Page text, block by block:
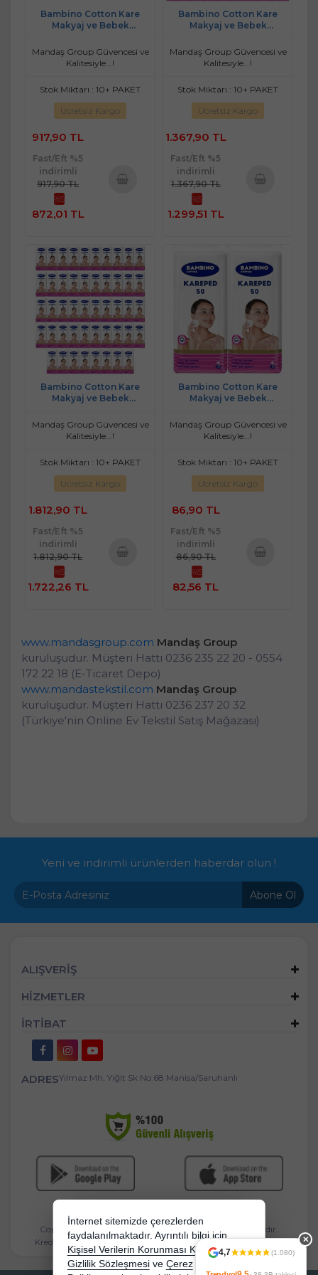
Bambino Cotton Kare
Makyaj ve Bebek
Adet (Kare En-Boy 7CM)
(24PK*50)
Mandaş Group Güvencesi ve
Kalitesiyle...!
Stok Miktarı : 10+ PAKET
Ücretsiz Kargo
917,90 TL
Fast/Eft %5
indirimli
917,90 TL
%5
872,01 TL
Bambino Cotton Kare
Makyaj ve Bebek
Adet (Kare En-Boy 7CM)
(36PK*50)
Mandaş Group Güvencesi ve
Kalitesiyle...!
Stok Miktarı : 10+ PAKET
Ücretsiz Kargo
1.367,90 TL
Fast/Eft %5
indirimli
1.367,90 TL
%5
1.299,51 TL
Bambino Cotton Kare
Makyaj ve Bebek
Adet (Kare En-Boy 7CM)
(48PK*50)
Mandaş Group Güvencesi ve
Kalitesiyle...!
Stok Miktarı : 10+ PAKET
Ücretsiz Kargo
1.812,90 TL
Fast/Eft %5
indirimli
1.812,90 TL
%5
1.722,26 TL
Bambino Cotton Kare
Makyaj ve Bebek
Adet (Kare En-Boy 7CM)
(2PK*50)
Mandaş Group Güvencesi ve
Kalitesiyle...!
Stok Miktarı : 10+ PAKET
Ücretsiz Kargo
86,90 TL
Fast/Eft %5
indirimli
86,90 TL
%5
82,56 TL
www.mandasgroup.com Mandaş Group
kuruluşudur. Müşteri Hattı 0236 235 22 20 - 0554
172 22 18 (E-Ticaret Depo)
www.mandastekstil.com Mandaş Group
kuruluşudur. Müşteri Hattı 0236 237 20 32
(Türkiye'nin Online Ev Tekstil Satış Mağazası)
Yeni ve indirimli ürünlerden haberdar olun !
Abone Ol
ALIŞVERİŞ
HİZMETLER
İRTİBAT
ADRESYılmaz Mh. Yiğit Sk No:68 Manisa/Saruhanlı
Copyright 2026 mandasgroup.com - Tüm hakları saklıdır.
Kredi kartı bilgileriniz 256bit SSL sertifikası ile korunmaktadır.
4,7 (1.080)
✕
İnternet sitemizde çerezlerden
faydalanılmaktadır. Ayrıntılı bilgi için
Kişisel Verilerin Korunması Kanununu,
Gizlilik Sözleşmesi ve Çerez